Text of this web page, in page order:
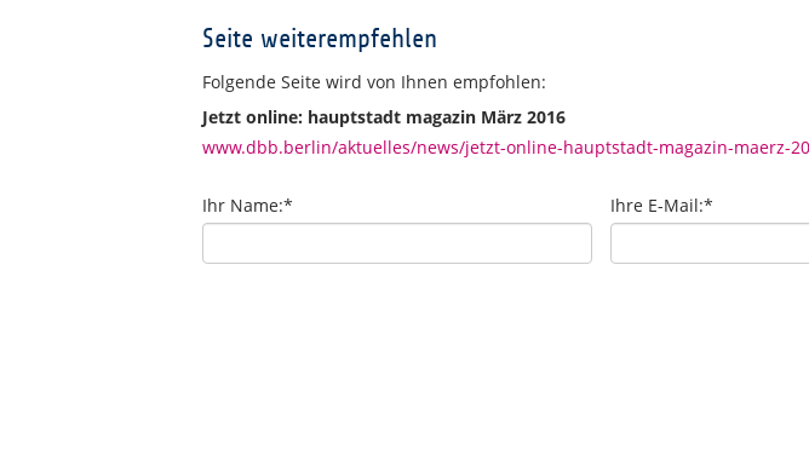
Seite weiterempfehlen
Folgende Seite wird von Ihnen empfohlen:
Jetzt online: hauptstadt magazin März 2016
www.dbb.berlin/aktuelles/news/jetzt-online-hauptstadt-magazin-maerz-
Ihr Name:* Ihre E-Mail:*